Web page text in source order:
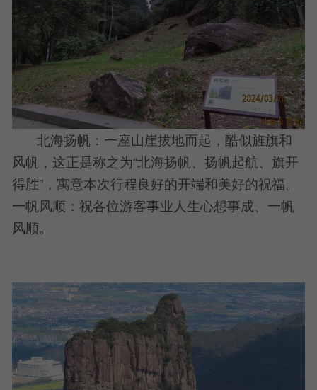
北海扬帆：一座山崖拔地而起，酷似旌旗和
风帆，这正是称之为“北海扬帆、扬帆起航、旗开
得胜”，寓意本次行程良好的开端和美好的祝福。
一帆风顺：祝各位游客事业人生心想事成、一帆
风顺。